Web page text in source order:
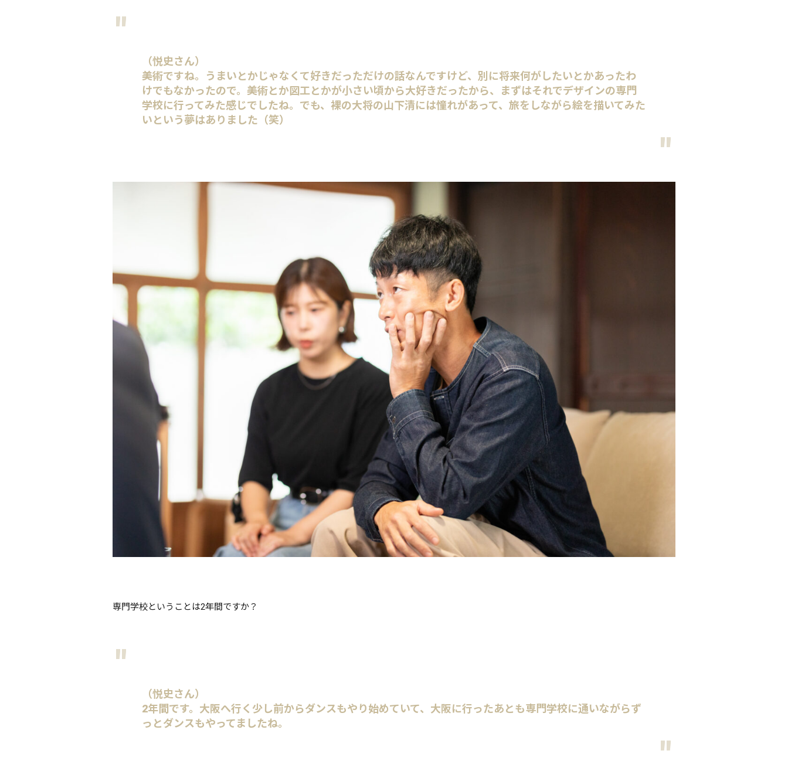
（悦史さん）
美術ですね。うまいとかじゃなくて好きだっただけの話なんですけど、別に将来何がしたいとかあったわ
けでもなかったので。美術とか図工とかが小さい頃から大好きだったから、まずはそれでデザインの専門
学校に行ってみた感じでしたね。でも、裸の大将の山下清には憧れがあって、旅をしながら絵を描いてみた
いという夢はありました（笑）
専門学校ということは2年間ですか？
（悦史さん）
2年間です。大阪へ行く少し前からダンスもやり始めていて、大阪に行ったあとも専門学校に通いながらず
っとダンスもやってましたね。